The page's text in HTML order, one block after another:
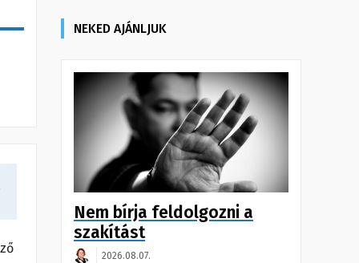
NEKED AJÁNLJUK
Nem bírja feldolgozni a
szakítást
2026.08.07.